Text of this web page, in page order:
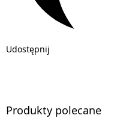
Udostępnij
Produkty polecane